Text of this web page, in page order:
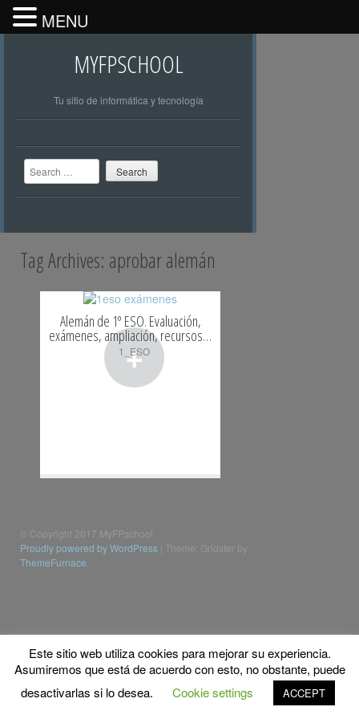
MYFPSCHOOL
Tu sitio de informática y tecnología
Search
Tag Archives: aprobar alemán
+
Alemán de 1º ESO. Evaluación,
exámenes, ampliación, recursos…
1_ESO
© Copyright 2017 MyFPschool
Proudly powered by WordPress Theme: Gridster by
ThemeFurnace
Este sitio web utiliza cookies para mejorar su experiencia.
Asumiremos que está de acuerdo con esto, no obstante, puede
desactivarlas si lo desea.
Cookie settings ACCEPT
MENU